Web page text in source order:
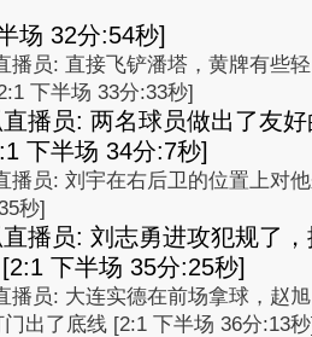
场 32分:54秒]
播员: 直接飞铲潘塔，黄牌有些
下半场 33分:33秒]
播员: 两名球员做出了友
下半场 34分:7秒]
播员: 刘宇在右后卫的位置上对
秒]
播员: 刘志勇进攻犯规了
下半场 35分:25秒]
播员: 大连实德在前场拿球，赵
出了底线 [2:1 下半场 36分:13